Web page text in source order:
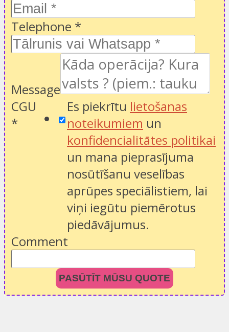
Telephone *
Message
CGU
*
Es piekrītu lietošanas
noteikumiem un
konfidencialitātes politikai
un mana pieprasījuma
nosūtīšanu veselības
aprūpes speciālistiem, lai
viņi iegūtu piemērotus
piedāvājumus.
Comment
PASŪTĪT MŪSU QUOTE